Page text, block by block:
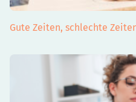
Gute Zeiten, schlechte